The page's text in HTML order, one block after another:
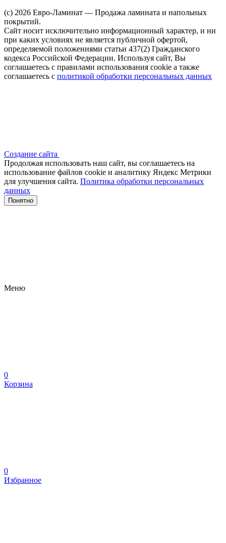
(c) 2026 Евро-Ламинат — Продажа ламината и напольных
покрытий.
Сайт носит исключительно информационный характер, и ни
при каких условиях не является публичной офертой,
определяемой положениями статьи 437(2) Гражданского
кодекса Российской Федерации. Используя сайт, Вы
соглашаетесь с правилами использования cookie а также
соглашаетесь с политикой обработки персональных данных
Создание сайта
Продолжая использовать наш сайт, вы соглашаетесь на
использование файлов сооkіе и аналитику Яндекс Метрики
для улучшения сайта. Политика обработки персональных
данных
Понятно
Меню
0
Корзина
0
Избранное